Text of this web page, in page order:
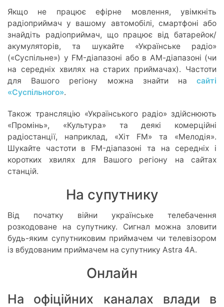
Якщо не працює ефірне мовлення, увімкніть
радіоприймач у вашому автомобілі, смартфоні або
знайдіть радіоприймач, що працює від батарейок/
акумуляторів, та шукайте «Українське радіо»
(«Суспільне») у FM-діапазоні або в АМ-діапазоні (чи
на середніх хвилях на старих приймачах). Частоти
для Вашого регіону можна знайти на сайті
«Суспільного».
Також трансляцію «Українського радіо» здійснюють
«Промінь», «Культура» та деякі комерційні
радіостанції, наприклад, «Хіт FM» та «Мелодія».
Шукайте частоти в FM-діапазоні та на середніх і
коротких хвилях для Вашого регіону на сайтах
станцій.
На супутнику
Від початку війни українське телебачення
розкодоване на супутнику. Сигнал можна зловити
будь-яким супутниковим приймачем чи телевізором
із вбудованим приймачем на супутнику Astra 4A.
Онлайн
На офіційних каналах влади в